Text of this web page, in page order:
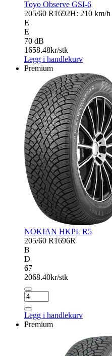
Toyo Observe GSI-6
205/60 R1692H: 210 km/h
E
E
70 dB
1658.48kr/stk
Legg i handlekurv
Premium
NOKIAN HKPL R5
205/60 R1696R
B
D
67
2068.40kr/stk
NOKIAN
HKPL
R5
antall
Legg i handlekurv
Premium